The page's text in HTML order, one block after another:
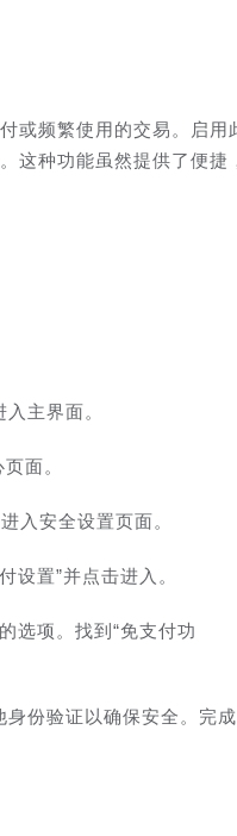
或频繁使用的交易。启用
这种功能虽然提供了便捷
主界面。
面。
入安全设置页面。
设置”并点击进入。
选项。找到“免支付功
份验证以确保安全。完成